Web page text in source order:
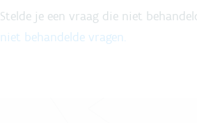
Stelde je een vraag die niet
niet behandelde vragen.